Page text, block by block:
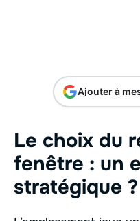
Ajouter à
Le choix du
fenêtre : un
stratégique ?